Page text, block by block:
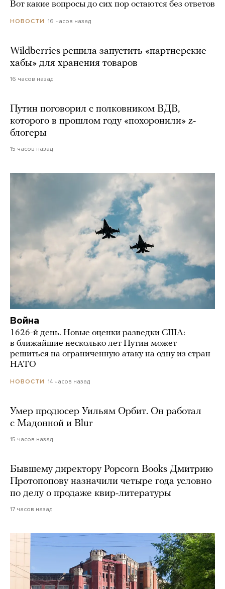
Вот какие вопросы до сих пор остаются без ответов
НОВОСТИ 16 часов назад
Wildberries решила запустить «партнерские
хабы» для хранения товаров
16 часов назад
Путин поговорил с полковником ВДВ,
которого в прошлом году «похоронили» z-
блогеры
15 часов назад
Война
1626-й день. Новые оценки разведки США:
в ближайшие несколько лет Путин может
решиться на ограниченную атаку на одну из стран
НАТО
НОВОСТИ 14 часов назад
Умер продюсер Уильям Орбит. Он работал
с Мадонной и Blur
15 часов назад
Бывшему директору Popcorn Books Дмитрию
Протопопову назначили четыре года условно
по делу о продаже квир-литературы
17 часов назад